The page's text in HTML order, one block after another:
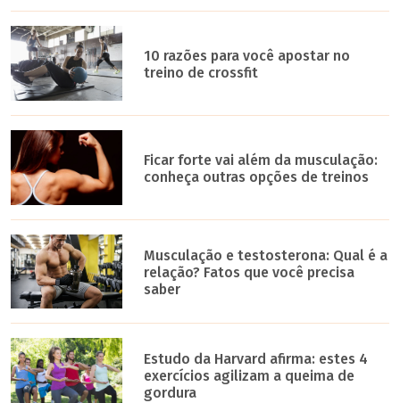
10 razões para você apostar no
treino de crossfit
Ficar forte vai além da musculação:
conheça outras opções de treinos
Musculação e testosterona: Qual é a
relação? Fatos que você precisa
saber
Estudo da Harvard afirma: estes 4
exercícios agilizam a queima de
gordura